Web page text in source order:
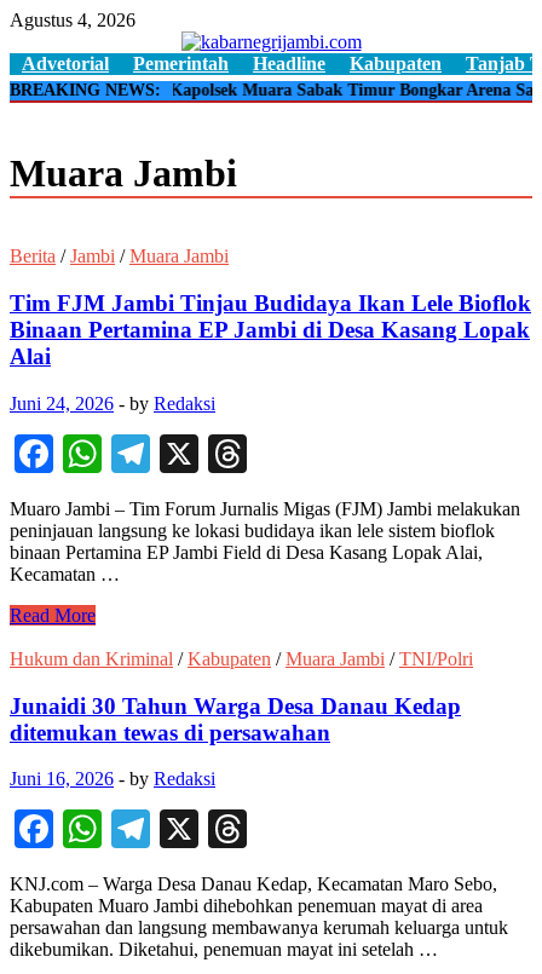
Skip
content
Agustus 4, 2026
kabarnegrijambi.com
Advetorial Pemerintah Headline Kabupaten Tanjab
BREAKING NEWS:
🔴Kapolsek Muara Sabak Timur Bongkar Arena
Muara Jambi
Berita /Jambi /Muara Jambi
Tim FJM Jambi Tinjau Budidaya Ikan Lele Bioflok
Binaan Pertamina EP Jambi di Desa Kasang Lopak
Alai
Juni 24, 2026 - by Redaksi
Facebook
WhatsApp
Telegram
X
Muaro Jambi – Tim Forum Jurnalis Migas (FJM) Jambi melakukan
peninjauan langsung ke lokasi budidaya ikan lele sistem bioflok
binaan Pertamina EP Jambi Field di Desa Kasang Lopak Alai,
Kecamatan …
Tim
Jambi
Budidaya
Ikan
Lele
Binaan
Pertamina
EP
Jambi
di
Desa
Kasang
Lopak
Alai
Read More
Hukum dan Kriminal /Kabupaten /Muara Jambi /TNI/Polri
Junaidi 30 Tahun Warga Desa Danau Kedap
ditemukan tewas di persawahan
Juni 16, 2026 - by Redaksi
Facebook
WhatsApp
Telegram
X
KNJ.com – Warga Desa Danau Kedap, Kecamatan Maro Sebo,
Kabupaten Muaro Jambi dihebohkan penemuan mayat di area
persawahan dan langsung membawanya kerumah keluarga untuk
dikebumikan. Diketahui, penemuan mayat ini setelah …